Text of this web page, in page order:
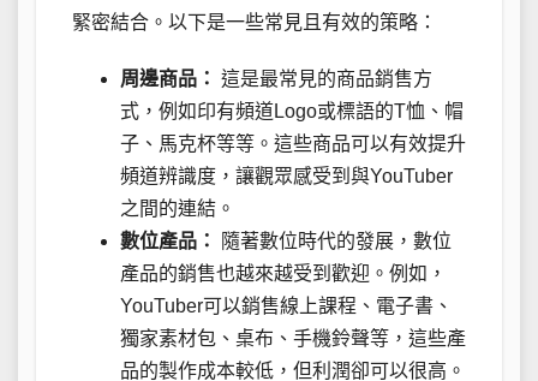
緊密結合。以下是一些常見且有效的策略：
周邊商品： 這是最常見的商品銷售方
式，例如印有頻道Logo或標語的T恤、帽
子、馬克杯等等。這些商品可以有效提升
頻道辨識度，讓觀眾感受到與YouTuber
之間的連結。
數位產品：
隨著數位時代的發展，數位
產品的銷售也越來越受到歡迎。例如，
YouTuber可以銷售線上課程、電子書、
獨家素材包、桌布、手機鈴聲等，這些產
品的製作成本較低，但利潤卻可以很高。